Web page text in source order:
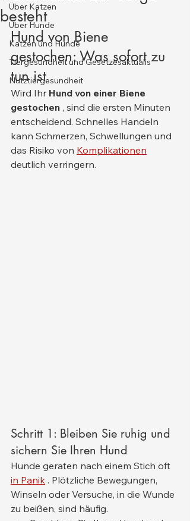
Über Katzen
Über Hunde
Katzen und Hunde
Tiergesundheit und Gesetzesaktualis
Nutztiergesundheit
besteht
Hund von Biene
gestochen: Was sofort zu
tun ist
Wird Ihr Hund von einer Biene
gestochen , sind die ersten Minuten
entscheidend. Schnelles Handeln
kann Schmerzen, Schwellungen und
das Risiko von Komplikationen
deutlich verringern.
Schritt 1: Bleiben Sie ruhig und
sichern Sie Ihren Hund
Hunde geraten nach einem Stich oft
in Panik . Plötzliche Bewegungen,
Winseln oder Versuche, in die Wunde
zu beißen, sind häufig.